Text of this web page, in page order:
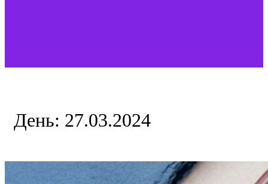
День: 27.03.2024